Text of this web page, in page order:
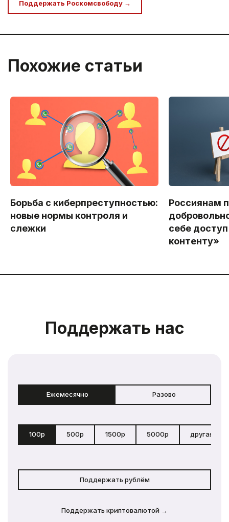
Поддержать Роскомсвободу →
Похожие статьи
Борьба с киберпреступностью:
новые нормы контроля и
слежки
Россиянам
себе
контенту»
Поддержать нас
Ежемесячно Разово
100р 500р 1500р 5000р другая
Поддержать рублём
Поддержать криптовалютой →